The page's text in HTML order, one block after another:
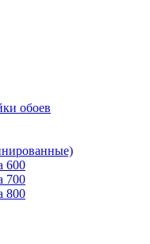
обоев
600
700
800